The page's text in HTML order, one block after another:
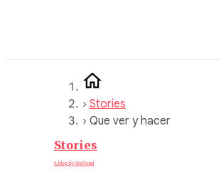
› Stories
› Que ver y hacer
Stories
A blog by WeRoad